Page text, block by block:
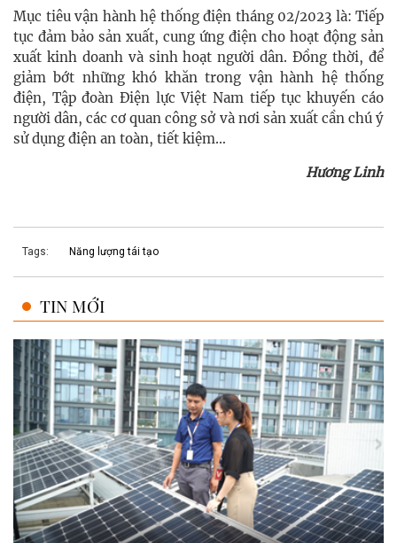
Mục tiêu vận hành hệ thống điện tháng 02/2023 là: Tiếp
tục đảm bảo sản xuất, cung ứng điện cho hoạt động sản
xuất kinh doanh và sinh hoạt người dân. Đồng thời, để
giảm bớt những khó khăn trong vận hành hệ thống
điện, Tập đoàn Điện lực Việt Nam tiếp tục khuyến cáo
người dân, các cơ quan công sở và nơi sản xuất cần chú ý
sử dụng điện an toàn, tiết kiệm…
Hương Linh
Tags: Năng lượng tái tạo
TIN MỚI